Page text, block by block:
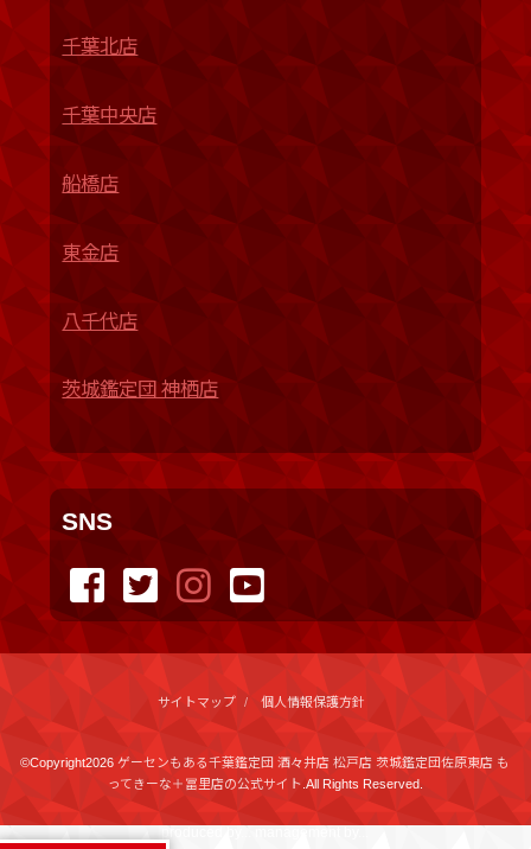
千葉北店
千葉中央店
船橋店
東金店
八千代店
茨城鑑定団 神栖店
SNS
サイトマップ 個人情報保護方針
©Copyright2026ゲーセンもある千葉鑑定団 酒々井店 松戸店 茨城鑑定団佐原東店 も
ってきーな＋冨里店の公式サイト .All Rights Reserved.